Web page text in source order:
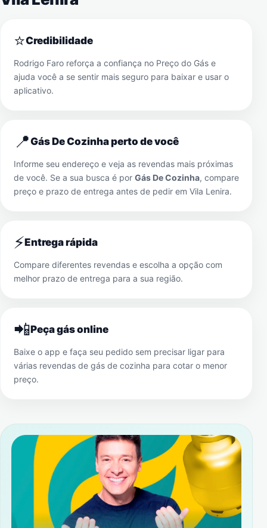
⭐Credibilidade
Rodrigo Faro reforça a confiança no Preço do Gás e
ajuda você a se sentir mais seguro para baixar e usar o
aplicativo.
📍Gás De Cozinha perto de você
Informe seu endereço e veja as revendas mais próximas
de você. Se a sua busca é por Gás De Cozinha, compare
preço e prazo de entrega antes de pedir em Vila Lenira.
⚡Entrega rápida
Compare diferentes revendas e escolha a opção com
melhor prazo de entrega para a sua região.
📲Peça gás online
Baixe o app e faça seu pedido sem precisar ligar para
várias revendas de gás de cozinha para cotar o menor
preço.